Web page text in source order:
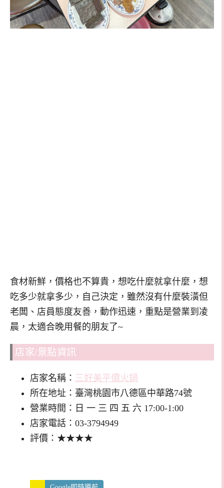
食材新鮮，價格也不算貴，想吃什麼就拿什麼，想
吃多少就拿多少，自己決定，雖然沒有什麼裝潢但
老闆、店員態度友善，動作迅速，重點是營業到凌
晨，太適合晚用餐的朋友了~
店家/景點資訊
店家名稱： 三好美平價火鍋
所在地址：臺灣桃園市八德區中華路74號
營業時間：日 一 三 四 五 六 17:00-1:00
店家電話：03-3794949
評價：★★★★